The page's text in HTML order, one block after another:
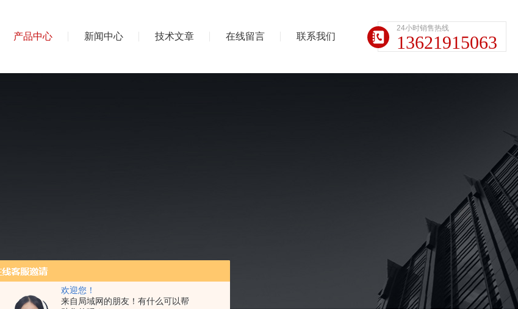
欢迎您！
来自局域网的朋友！有什么可以帮
产品中心 新闻中心 技术文章 在线留言 联系我们
24小时销售热线
13621915063